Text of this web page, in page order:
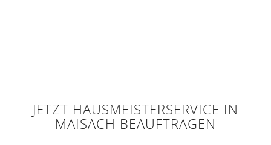
JETZT HAUSMEISTERSERVICE IN
MAISACH BEAUFTRAGEN